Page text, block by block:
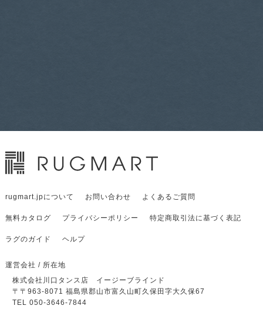
rugmart.jpについて お問い合わせ よくあるご質問
無料カタログ プライバシーポリシー 特定商取引法に基づく表記
ラグのガイド ヘルプ
運営会社 / 所在地
株式会社川口タンス店 イージーブラインド
〒 〒963-8071 福島県郡山市富久山町久保田字大久保67
TEL 050-3646-7844